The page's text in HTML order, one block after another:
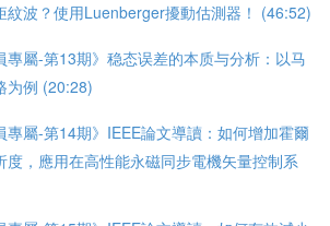
紋波？使用Luenberger擾動估測器！ (46:52)
專屬-第13期》稳态误差的本质与分析：以马
为例 (20:28)
專屬-第14期》IEEE論文導讀：如何增加霍爾
度，應用在高性能永磁同步電機矢量控制系